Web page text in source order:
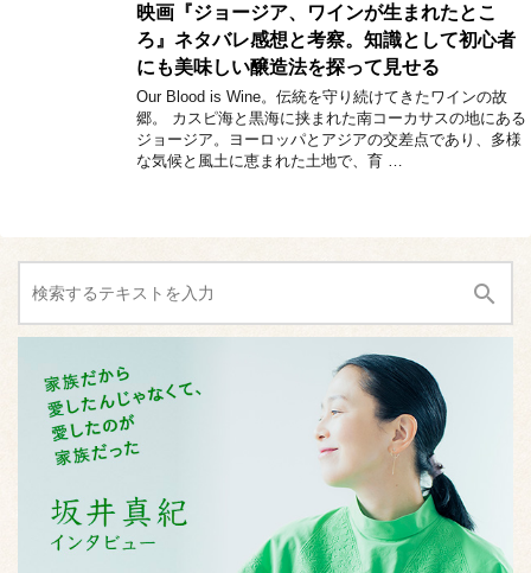
映画『ジョージア、ワインが生まれたとこ
ろ』ネタバレ感想と考察。知識として初心者
にも美味しい醸造法を探って見せる
Our Blood is Wine。伝統を守り続けてきたワインの故
郷。 カスピ海と黒海に挟まれた南コーカサスの地にある
ジョージア。ヨーロッパとアジアの交差点であり、多様
な気候と風土に恵まれた土地で、育 …